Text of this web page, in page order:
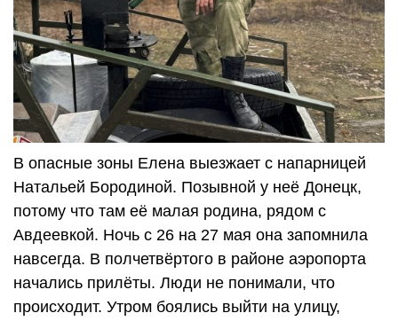
В опасные зоны Елена выезжает с напарницей
Натальей Бородиной. Позывной у неё Донецк,
потому что там её малая родина, рядом с
Авдеевкой. Ночь с 26 на 27 мая она запомнила
навсегда. В полчетвёртого в районе аэропорта
начались прилёты. Люди не понимали, что
происходит. Утром боялись выйти на улицу,